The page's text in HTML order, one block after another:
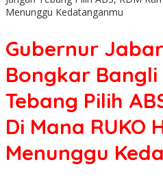
Menunggu Kedatanganmu
Gubernur
Bongkar
Tebang Pilih
Di Mana RUKO
Menunggu